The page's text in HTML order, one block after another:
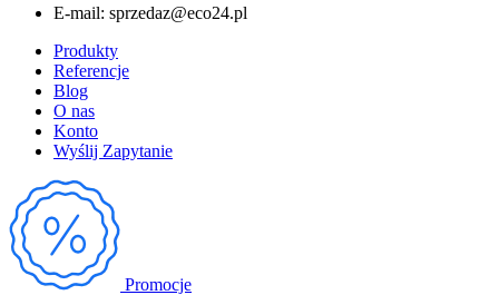
E-mail: sprzedaz@eco24.pl
Produkty
Referencje
Blog
O nas
Konto
Wyślij Zapytanie
Promocje